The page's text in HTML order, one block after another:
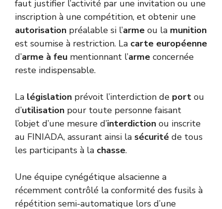
faut justifier l’activité par une invitation ou une
inscription à une compétition, et obtenir une
autorisation préalable si l’arme ou la munition
est soumise à restriction. La carte européenne
d’arme à feu mentionnant l’arme concernée
reste indispensable.
La législation prévoit l’interdiction de port ou
d’utilisation pour toute personne faisant
l’objet d’une mesure d’interdiction ou inscrite
au FINIADA, assurant ainsi la sécurité de tous
les participants à la chasse.
Une équipe cynégétique alsacienne a
récemment contrôlé la conformité des fusils à
répétition semi-automatique lors d’une